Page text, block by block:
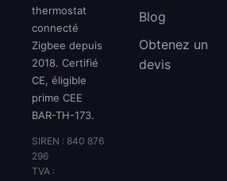
thermostat
connecté
Zigbee depuis
2018. Certifié
CE, éligible
prime CEE
BAR-TH-173.
SIREN : 840 876
296
TVA :
Blog
Obtenez un
devis